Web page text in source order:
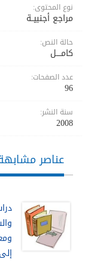
نوع المحتوى:
مراجع أجنبيــة
حالة النص:
كامــــل
عدد الصفحات:
96
سنة النشر:
2008
عناصر
إلى 18 عاما